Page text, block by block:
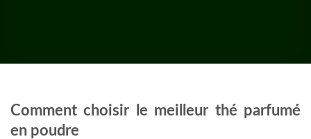
Comment choisir le meilleur thé parfumé
en poudre